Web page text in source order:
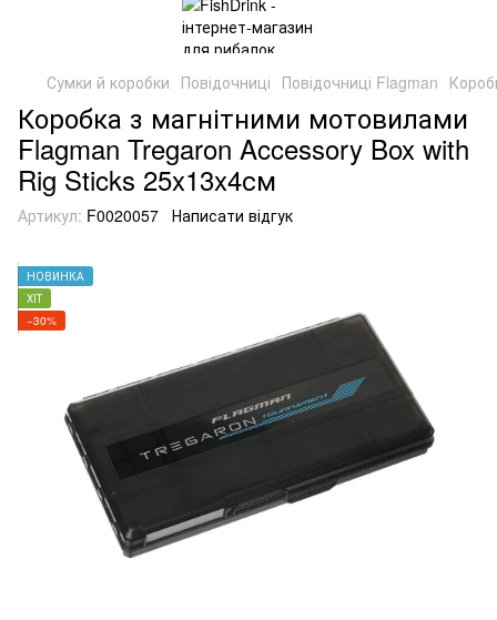
Сумки й коробки Повідочниці Повідочниці Flagman
Коробка з магнітними мотовилами
Flagman Tregaron Accessory Box with
Rig Sticks 25x13x4см
Артикул: F0020057 Написати відгук
НОВИНКА
ХІТ
−30%